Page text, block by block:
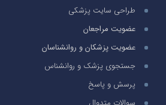
طراحی سایت پزشکی
عضویت مراجعان
عضویت پزشکان و روانشناسان
جستجوی پزشک و روانشناس
پرسش و پاسخ